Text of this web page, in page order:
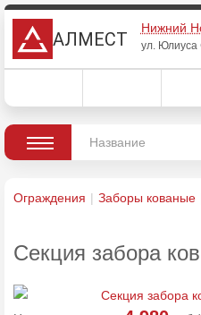
АЛМЕСТ
Нижний
ул. Юлиуса
Ограждения Заборы кованые
Секция забора